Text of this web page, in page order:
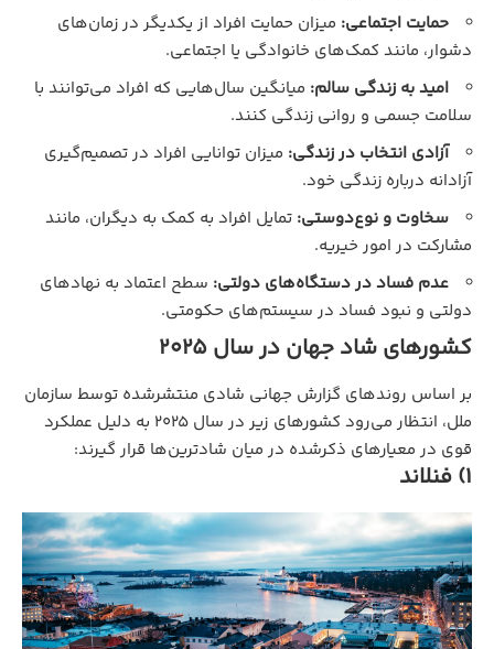
حمایت اجتماعی: میزان حمایت افراد از یکدیگر در زمان‌های
دشوار، مانند کمک‌های خانوادگی یا اجتماعی.
امید به زندگی سالم: میانگین سال‌هایی که افراد می‌توانند با
سلامت جسمی و روانی زندگی کنند.
آزادی انتخاب در زندگی: میزان توانایی افراد در تصمیم‌گیری
آزادانه درباره زندگی خود.
سخاوت و نوع‌دوستی: تمایل افراد به کمک به دیگران، مانند
مشارکت در امور خیریه.
عدم فساد در دستگاه‌های دولتی: سطح اعتماد به نهادهای
دولتی و نبود فساد در سیستم‌های حکومتی.
کشورهای شاد جهان در سال 2025
بر اساس روندهای گزارش جهانی شادی منتشرشده توسط سازمان
ملل، انتظار می‌رود کشورهای زیر در سال 2025 به دلیل عملکرد
قوی در معیارهای ذکرشده در میان شادترین‌ها قرار گیرند:
1) فنلاند